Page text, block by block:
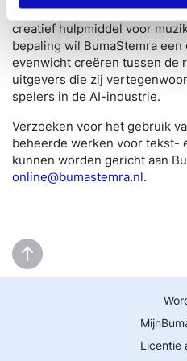
Integendeel, het erkent het
creatief hulpmiddel voor
bepaling wil BumaStemra
evenwicht creëren tussen de
uitgevers die zij
spelers in de AI-industrie.
Verzoeken voor het gebruik
beheerde werken voor tekst-
kunnen worden gericht aan
online@bumastemra.nl.
Licentie